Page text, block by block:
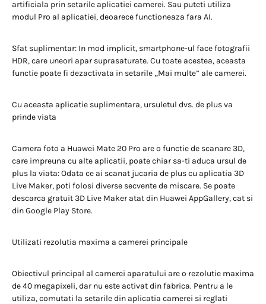
artificiala prin setarile aplicatiei camerei. Sau puteti utiliza
modul Pro al aplicatiei, deoarece functioneaza fara AI.
Sfat suplimentar: In mod implicit, smartphone-ul face fotografii
HDR, care uneori apar suprasaturate. Cu toate acestea, aceasta
functie poate fi dezactivata in setarile „Mai multe” ale camerei.
Cu aceasta aplicatie suplimentara, ursuletul dvs. de plus va
prinde viata
Camera foto a Huawei Mate 20 Pro are o functie de scanare 3D,
care impreuna cu alte aplicatii, poate chiar sa-ti aduca ursul de
plus la viata: Odata ce ai scanat jucaria de plus cu aplicatia 3D
Live Maker, poti folosi diverse secvente de miscare. Se poate
descarca gratuit 3D Live Maker atat din Huawei AppGallery, cat si
din Google Play Store.
Utilizati rezolutia maxima a camerei principale
Obiectivul principal al camerei aparatului are o rezolutie maxima
de 40 megapixeli, dar nu este activat din fabrica. Pentru a le
utiliza, comutati la setarile din aplicatia camerei si reglati